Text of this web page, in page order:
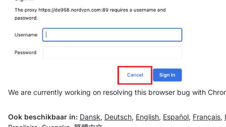
We are currently working on resolving this browser bug with
Ook beschikbaar in: Dansk, Deutsch, English, Español, Français,